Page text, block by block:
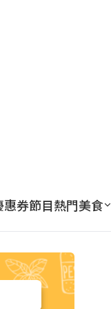
惠券節目熱門美食